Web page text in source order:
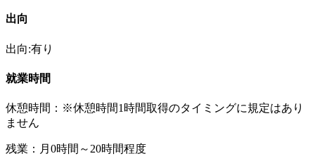
出向
出向:有り
就業時間
休憩時間：※休憩時間1時間取得のタイミングに規定はあり
ません
残業：月0時間～20時間程度